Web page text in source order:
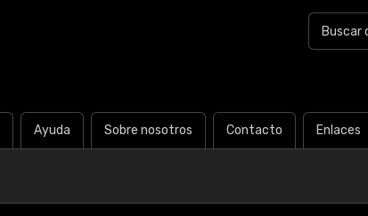
Ayuda Sobre nosotros Contacto Enlaces